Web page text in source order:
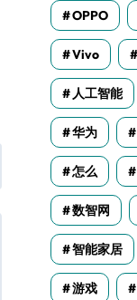
OPPO
Vivo
人工智能
华为
怎么
数智网
智能家居
游戏